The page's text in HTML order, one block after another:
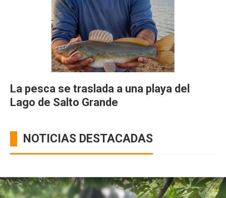
La pesca se traslada a una playa del
Lago de Salto Grande
NOTICIAS DESTACADAS